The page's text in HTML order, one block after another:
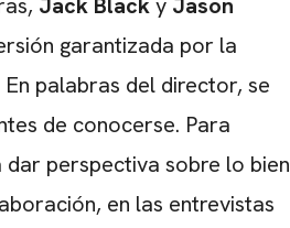
garantizada por la
palabras del director, se
de conocerse. Para
dar perspectiva sobre lo bien
en las entrevistas